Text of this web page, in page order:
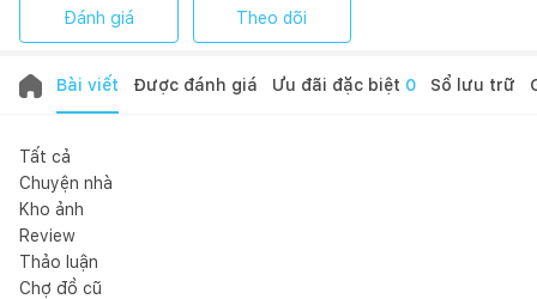
Đánh giá Theo dõi
Bài viết Được đánh giá Ưu đãi đặc biệt 0 Sổ lưu trữ
Tất cả
Chuyện nhà
Kho ảnh
Review
Thảo luận
Chợ đồ cũ